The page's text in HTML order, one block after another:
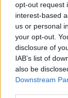
opt-out request
interest-based
us or personal
your opt-out.
disclosure of
IAB’s list of
also be
Downstream
Greenpeace:
těžbu
4.8.2026
Diskuse: 3
skončilo